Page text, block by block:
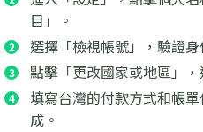
目」。
選擇「檢視帳號」，驗證
點擊「更改國家或地區」
填寫台灣的付款方式和帳
成。